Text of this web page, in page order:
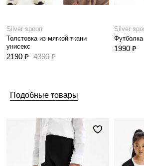
Silver spoon
Толстовка из мягкой ткани
унисекс
2190 ₽ 4390 ₽
Silver
1990 ₽
Подобные товары